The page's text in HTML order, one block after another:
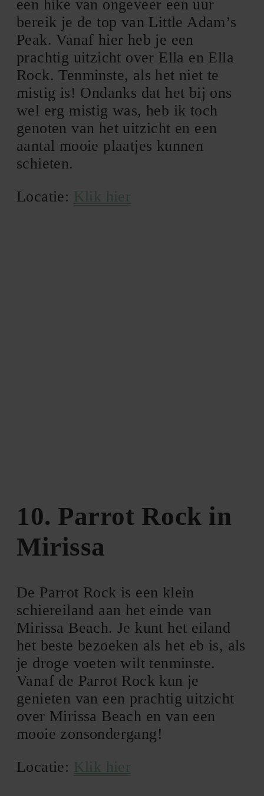
een hike van ongeveer een uur
bereik je de top van Little Adam’s
Peak. Vanaf hier heb je een
prachtig uitzicht over Ella en Ella
Rock. Tenminste, als het niet te
mistig is! Ondanks dat het bij ons
wel erg mistig was, heb ik toch
genoten van het uitzicht en een
aantal mooie plaatjes kunnen
schieten.
Locatie: Klik hier
10. Parrot Rock in
Mirissa
De Parrot Rock is een klein
schiereiland aan het einde van
Mirissa Beach. Je kunt het eiland
het beste bezoeken als het eb is, als
je droge voeten wilt tenminste.
Vanaf de Parrot Rock kun je
genieten van een prachtig uitzicht
over Mirissa Beach en van een
mooie zonsondergang!
Locatie: Klik hier